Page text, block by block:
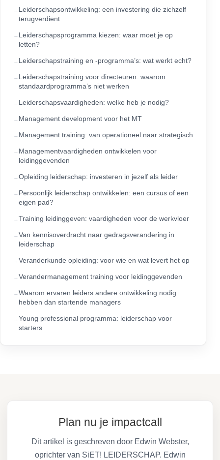
Leiderschapsontwikkeling: een investering die zichzelf
terugverdient
Leiderschapsprogramma kiezen: waar moet je op
letten?
Leiderschapstraining en -programma’s: wat werkt echt?
Leiderschapstraining voor directeuren: waarom
standaardprogramma’s niet werken
Leiderschapsvaardigheden: welke heb je nodig?
Management development voor het MT
Management training: van operationeel naar strategisch
Managementvaardigheden ontwikkelen voor
leidinggevenden
Opleiding leiderschap: investeren in jezelf als leider
Persoonlijk leiderschap ontwikkelen: een cursus of een
eigen pad?
Training leidinggeven: vaardigheden voor de werkvloer
Van kennisoverdracht naar gedragsverandering in
leiderschap
Veranderkunde opleiding: voor wie en wat levert het op
Verandermanagement training voor leidinggevenden
Waarom ervaren leiders andere ontwikkeling nodig
hebben dan startende managers
Young professional programma: leiderschap voor
starters
Plan nu je impactcall
Dit artikel is geschreven door Edwin Webster,
oprichter van SiET! LEIDERSCHAP. Edwin